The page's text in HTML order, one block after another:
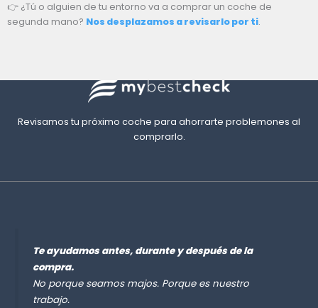
👉 ¿Tú o alguien de tu entorno va a comprar un coche de
segunda mano? Nos desplazamos a revisarlo por ti.
Revisamos tu próximo coche para ahorrarte problemones al
comprarlo.
Te ayudamos antes, durante y después de la
compra.
No porque seamos majos. Porque es nuestro
trabajo.